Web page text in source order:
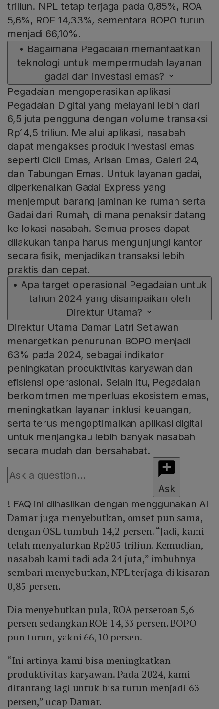
triliun. NPL tetap terjaga pada 0,85%, ROA
5,6%, ROE 14,33%, sementara BOPO turun
menjadi 66,10%.
• Bagaimana Pegadaian memanfaatkan
teknologi untuk mempermudah layanan
gadai dan investasi emas?
Pegadaian mengoperasikan aplikasi
Pegadaian Digital yang melayani lebih dari
6,5 juta pengguna dengan volume transaksi
Rp14,5 triliun. Melalui aplikasi, nasabah
dapat mengakses produk investasi emas
seperti Cicil Emas, Arisan Emas, Galeri 24,
dan Tabungan Emas. Untuk layanan gadai,
diperkenalkan Gadai Express yang
menjemput barang jaminan ke rumah serta
Gadai dari Rumah, di mana penaksir datang
ke lokasi nasabah. Semua proses dapat
dilakukan tanpa harus mengunjungi kantor
secara fisik, menjadikan transaksi lebih
praktis dan cepat.
• Apa target operasional Pegadaian untuk
tahun 2024 yang disampaikan oleh
Direktur Utama?
Direktur Utama Damar Latri Setiawan
menargetkan penurunan BOPO menjadi
63% pada 2024, sebagai indikator
peningkatan produktivitas karyawan dan
efisiensi operasional. Selain itu, Pegadaian
berkomitmen memperluas ekosistem emas,
meningkatkan layanan inklusi keuangan,
serta terus mengoptimalkan aplikasi digital
untuk menjangkau lebih banyak nasabah
secara mudah dan bersahabat.
Ask
! FAQ ini dihasilkan dengan menggunakan AI
Damar juga menyebutkan, omset pun sama,
dengan OSL tumbuh 14,2 persen. “Jadi, kami
telah menyalurkan Rp205 triliun. Kemudian,
nasabah kami tadi ada 24 juta,” imbuhnya
sembari menyebutkan, NPL terjaga di kisaran
0,85 persen.
Dia menyebutkan pula, ROA perseroan 5,6
persen sedangkan ROE 14,33 persen. BOPO
pun turun, yakni 66,10 persen.
“Ini artinya kami bisa meningkatkan
produktivitas karyawan. Pada 2024, kami
ditantang lagi untuk bisa turun menjadi 63
persen,” ucap Damar.